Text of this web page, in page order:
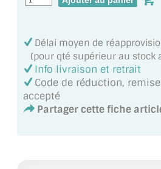
VERRE SUR MESURE
VERRE EXTRACLAIR
VERRE TREMPÉ (SÉCURIT)
Délai moyen de
(pour qté supérieur au stock
Info livraison et retrait
Code de réduction,
accepté
Partager cette fiche